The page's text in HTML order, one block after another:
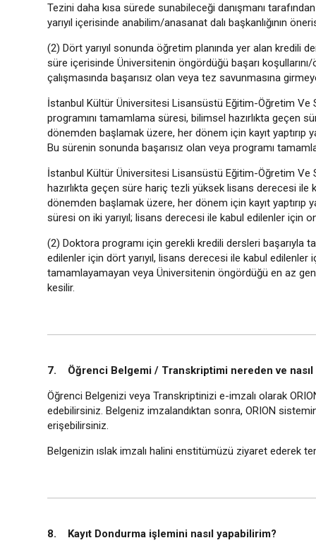
Tezini daha kısa sürede sunabileceği danışmanı
yarıyıl içerisinde anabilim/anasanat dalı başkanlığının
(2) Dört yarıyıl sonunda öğretim planında yer alan kredili
süre içerisinde Üniversitenin öngördüğü başarı
çalışmasında başarısız olan veya tez savunmasına
İstanbul Kültür Üniversitesi Lisansüstü Eğitim-Öğretim Ve
programını tamamlama süresi, bilimsel hazırlıkta geçen
dönemden başlamak üzere, her dönem için kayıt yaptırıp
Bu sürenin sonunda başarısız olan veya programı
İstanbul Kültür Üniversitesi Lisansüstü Eğitim-Öğretim Ve
hazırlıkta geçen süre hariç tezli yüksek lisans derecesi
dönemden başlamak üzere, her dönem için kayıt yaptırıp
süresi on iki yarıyıl; lisans derecesi ile kabul edilenler için
(2) Doktora programı için gerekli kredili dersleri başarıyla
edilenler için dört yarıyıl, lisans derecesi ile kabul edilenler
tamamlayamayan veya Üniversitenin öngördüğü en az
kesilir.
7. Öğrenci Belgemi / Transkriptimi nereden ve nasıl
Öğrenci Belgenizi veya Transkriptinizi e-imzalı olarak
edebilirsiniz. Belgeniz imzalandıktan sonra, ORION
erişebilirsiniz.
Belgenizin ıslak imzalı halini enstitümüzü ziyaret ederek
8. Kayıt Dondurma işlemini nasıl yapabilirim?